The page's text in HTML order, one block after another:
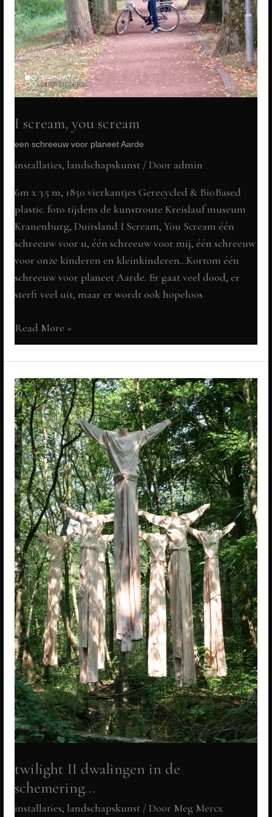
I scream, you scream
een schreeuw voor planeet Aarde
installaties, landschapskunst / Door admin
6m x 3.5 m, 1850 vierkantjes Gerecycled & BioBased
plastic. foto tijdens de kunstroute Kreislauf museum
Kranenburg, Duitsland I Scream, You Scream één
schreeuw voor u, één schreeuw voor mij, één schreeuw
voor onze kinderen en kleinkinderen…Kortom één
schreeuw voor planeet Aarde. Er gaat veel dood, er
sterft veel uit, maar er wordt ook hopeloos
I
scream,
you
scream
een
schreeuw
voor
planeet
Aarde
Read More »
twilight II dwalingen in de
schemering…
installaties, landschapskunst / Door Meg Mercx